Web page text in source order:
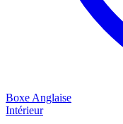
Boxe Anglaise
Intérieur